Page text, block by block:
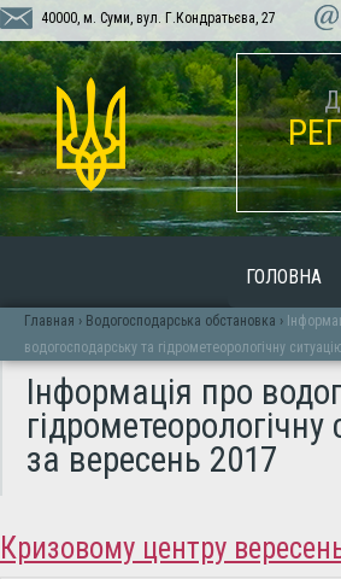
40000, м. Суми, вул. Г.Кондратьєва, 27
ГОЛОВНА
Главная › Водогосподарська обстановка ›
водогосподарську та гідрометеорологічну
Інформація про
за вересень 2017
Кризовому центру